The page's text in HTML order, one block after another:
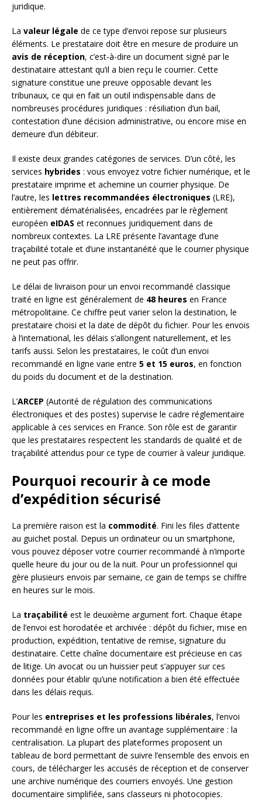
juridique.
La valeur légale de ce type d’envoi repose sur plusieurs
éléments. Le prestataire doit être en mesure de produire un
avis de réception, c’est-à-dire un document signé par le
destinataire attestant qu’il a bien reçu le courrier. Cette
signature constitue une preuve opposable devant les
tribunaux, ce qui en fait un outil indispensable dans de
nombreuses procédures juridiques : résiliation d’un bail,
contestation d’une décision administrative, ou encore mise en
demeure d’un débiteur.
Il existe deux grandes catégories de services. D’un côté, les
services hybrides : vous envoyez votre fichier numérique, et le
prestataire imprime et achemine un courrier physique. De
l’autre, les lettres recommandées électroniques (LRE),
entièrement dématérialisées, encadrées par le règlement
européen eIDAS et reconnues juridiquement dans de
nombreux contextes. La LRE présente l’avantage d’une
traçabilité totale et d’une instantanéité que le courrier physique
ne peut pas offrir.
Le délai de livraison pour un envoi recommandé classique
traité en ligne est généralement de 48 heures en France
métropolitaine. Ce chiffre peut varier selon la destination, le
prestataire choisi et la date de dépôt du fichier. Pour les envois
à l’international, les délais s’allongent naturellement, et les
tarifs aussi. Selon les prestataires, le coût d’un envoi
recommandé en ligne varie entre 5 et 15 euros, en fonction
du poids du document et de la destination.
L’ARCEP (Autorité de régulation des communications
électroniques et des postes) supervise le cadre réglementaire
applicable à ces services en France. Son rôle est de garantir
que les prestataires respectent les standards de qualité et de
traçabilité attendus pour ce type de courrier à valeur juridique.
Pourquoi recourir à ce mode
d’expédition sécurisé
La première raison est la commodité. Fini les files d’attente
au guichet postal. Depuis un ordinateur ou un smartphone,
vous pouvez déposer votre courrier recommandé à n’importe
quelle heure du jour ou de la nuit. Pour un professionnel qui
gère plusieurs envois par semaine, ce gain de temps se chiffre
en heures sur le mois.
La traçabilité est le deuxième argument fort. Chaque étape
de l’envoi est horodatée et archivée : dépôt du fichier, mise en
production, expédition, tentative de remise, signature du
destinataire. Cette chaîne documentaire est précieuse en cas
de litige. Un avocat ou un huissier peut s’appuyer sur ces
données pour établir qu’une notification a bien été effectuée
dans les délais requis.
Pour les entreprises et les professions libérales, l’envoi
recommandé en ligne offre un avantage supplémentaire : la
centralisation. La plupart des plateformes proposent un
tableau de bord permettant de suivre l’ensemble des envois en
cours, de télécharger les accusés de réception et de conserver
une archive numérique des courriers envoyés. Une gestion
documentaire simplifiée, sans classeurs ni photocopies.